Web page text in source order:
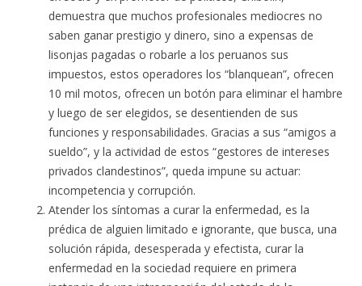
demuestra que muchos profesionales mediocres no
saben ganar prestigio y dinero, sino a expensas de
lisonjas pagadas o robarle a los peruanos sus
impuestos, estos operadores los “blanquean”, ofrecen
10 mil motos, ofrecen un botón para eliminar el hambre
y luego de ser elegidos, se desentienden de sus
funciones y responsabilidades. Gracias a sus “amigos a
sueldo”, y la actividad de estos “gestores de intereses
privados clandestinos”, queda impune su actuar:
incompetencia y corrupción.
Atender los síntomas a curar la enfermedad, es la
prédica de alguien limitado e ignorante, que busca, una
solución rápida, desesperada y efectista, curar la
enfermedad en la sociedad requiere en primera